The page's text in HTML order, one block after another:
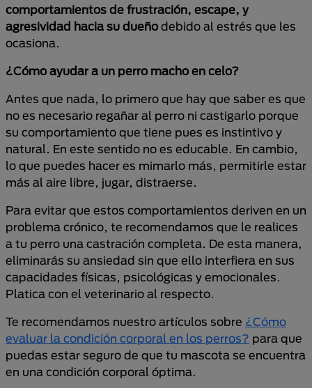
comportamientos de frustración, escape, y
agresividad hacia su dueño debido al estrés que les
ocasiona.
¿Cómo ayudar a un perro macho en celo?
Antes que nada, lo primero que hay que saber es que
no es necesario regañar al perro ni castigarlo porque
su comportamiento que tiene pues es instintivo y
natural. En este sentido no es educable. En cambio,
lo que puedes hacer es mimarlo más, permitirle estar
más al aire libre, jugar, distraerse.
Para evitar que estos comportamientos deriven en un
problema crónico, te recomendamos que le realices
a tu perro una castración completa. De esta manera,
eliminarás su ansiedad sin que ello interfiera en sus
capacidades físicas, psicológicas y emocionales.
Platica con el veterinario al respecto.
Te recomendamos nuestro artículos sobre ¿Cómo
evaluar la condición corporal en los perros? para que
puedas estar seguro de que tu mascota se encuentra
en una condición corporal óptima.